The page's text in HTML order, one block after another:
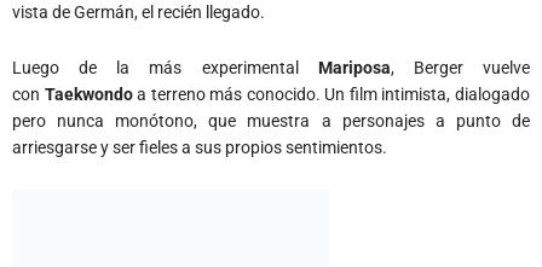
vista de Germán, el recién llegado.
Luego de la más experimental Mariposa, Berger vuelve
con Taekwondoa terreno más conocido. Un film intimista, dialogado
pero nunca monótono, que muestra a personajes a punto de
arriesgarse y ser fieles a sus propios sentimientos.